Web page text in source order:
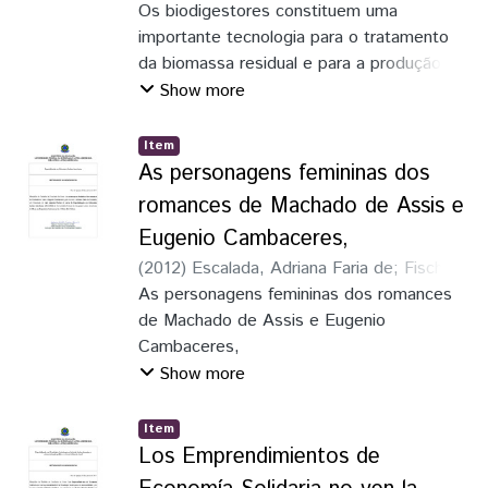
Thiago
Os biodigestores constituem uma
importante tecnologia para o tratamento
da biomassa residual e para a produção de
energia renovável no meio rural. Diferentes
e empregados nas áreas rurais do Brasil
para o tratamento de diferentes
substrados. Este estudo avalia a
capacidade de remoção de sólidos e de
produçao de biogás do Biodigestor de
Fluxo Ascendente, criado e utilizado na
região oeste do Paraná para tratamento de
dejetos da bovinocultura leiteira. Para
tanto, realizou-se coletas do alfuente e do
efluente de um biodigestor deste modelo,
tratamento de dejetos de bovinos. As
coletas se realizaram durante oito
semanas. Também se monitorou a
Show more
Item
As personagens femininas dos
romances de Machado de Assis e
Eugenio Cambaceres,
(2012) Escalada, Adriana Faria de; Fischer,
Luís Augusto
As personagens femininas dos romances
de Machado de Assis e Eugenio
Cambaceres,
Show more
Item
Los Emprendimientos de